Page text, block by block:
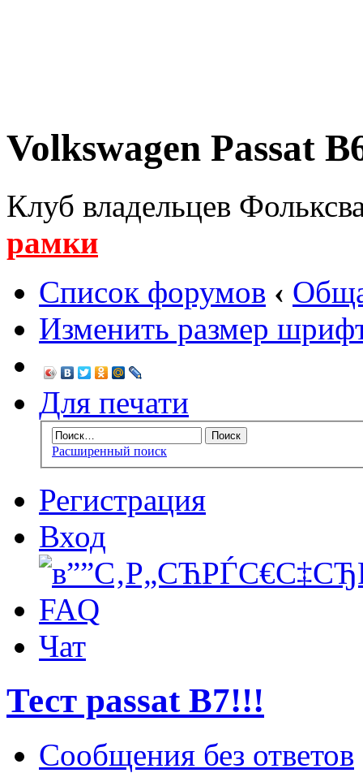
Volkswagen Passat
Клуб владельцев
рамки
Список форумов ‹
Изменить размер
Для печати
Расширенный поиск
Регистрация
Вход
FAQ
Чат
Тест passat B7!!!
Сообщения без ответов